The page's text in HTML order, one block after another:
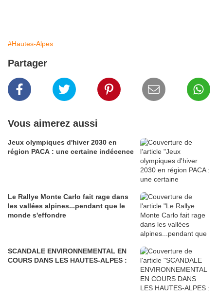
#Hautes-Alpes
Partager
Vous aimerez aussi
Jeux olympiques d'hiver 2030 en
région PACA : une certaine indécence
Le Rallye Monte Carlo fait rage dans
les vallées alpines...pendant que le
monde s'effondre
SCANDALE ENVIRONNEMENTAL EN
COURS DANS LES HAUTES-ALPES :